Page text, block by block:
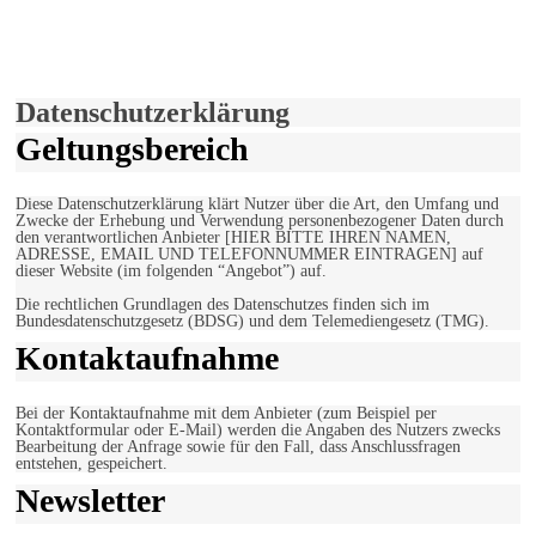
Datenschutzerklärung
Geltungsbereich
Diese Datenschutzerklärung klärt Nutzer über die Art, den Umfang und
Zwecke der Erhebung und Verwendung personenbezogener Daten durch
den verantwortlichen Anbieter [HIER BITTE IHREN NAMEN,
ADRESSE, EMAIL UND TELEFONNUMMER EINTRAGEN] auf
dieser Website (im folgenden “Angebot”) auf.
Die rechtlichen Grundlagen des Datenschutzes finden sich im
Bundesdatenschutzgesetz (BDSG) und dem Telemediengesetz (TMG).
Kontaktaufnahme
Bei der Kontaktaufnahme mit dem Anbieter (zum Beispiel per
Kontaktformular oder E-Mail) werden die Angaben des Nutzers zwecks
Bearbeitung der Anfrage sowie für den Fall, dass Anschlussfragen
entstehen, gespeichert.
Newsletter